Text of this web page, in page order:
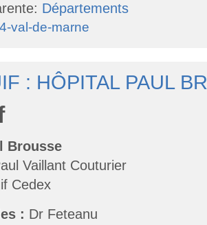
Départements
val-de-marne
: HÔPITAL PAUL
Brousse
Vaillant Couturier
Cedex
: Dr Feteanu